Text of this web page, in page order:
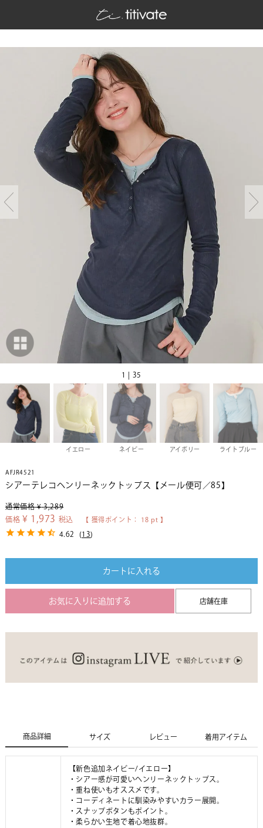
1 | 35
イエロー ネイビー アイボリー ライトブルー
AFJR4521
シアーテレコヘンリーネックトップス【メール便可／85】
通常価格 ¥ 3,289
価格 ¥ 1,973 税込 【 獲得ポイント： 18 pt 】
4.62 (13)
カートに入れる
お気に入りに追加する 店舗在庫
商品詳細 サイズ レビュー 着用アイテム
【新色追加ネイビー/イエロー】
・シアー感が可愛いヘンリーネックトップス。
・重ね使いもオススメです。
・コーディネートに馴染みやすいカラー展開。
・スナップボタンもポイント。
・柔らかい生地で着心地抜群。